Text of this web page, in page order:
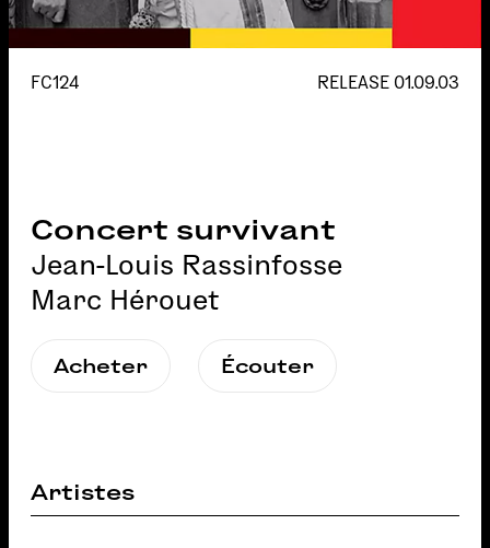
FC124 RELEASE 01.09.03
Concert survivant
Jean-Louis Rassinfosse
Marc Hérouet
Acheter Écouter
Artistes